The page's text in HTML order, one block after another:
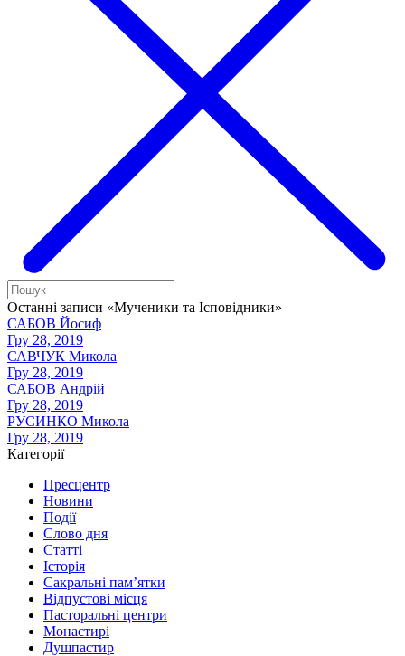
Останні записи «Мученики та Ісповідники»
САБОВ Йосиф
Гру 28, 2019
САВЧУК Микола
Гру 28, 2019
САБОВ Андрій
Гру 28, 2019
РУСИНКО Микола
Гру 28, 2019
Категорії
Пресцентр
Новини
Події
Слово дня
Статті
Історія
Сакральні пам’ятки
Відпустові місця
Пасторальні центри
Монастирі
Душпастир